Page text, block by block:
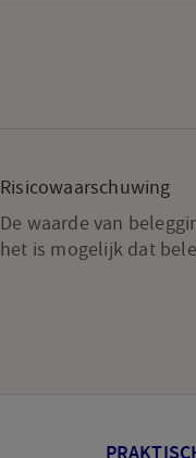
Risicowaarschuwing
De waarde van
het is mogelijk dat